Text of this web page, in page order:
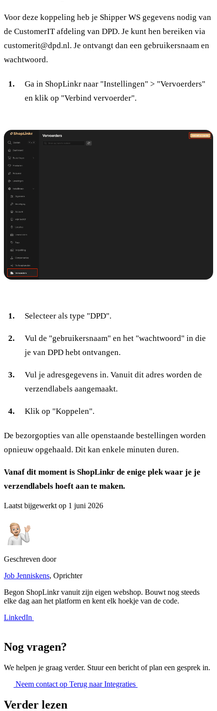
Voor deze koppeling heb je Shipper WS gegevens nodig van
de CustomerIT afdeling van DPD. Je kunt hen bereiken via
customerit@dpd.nl. Je ontvangt dan een gebruikersnaam en
wachtwoord.
Ga in ShopLinkr naar "Instellingen" > "Vervoerders"
en klik op "Verbind vervoerder".
Selecteer als type "DPD".
Vul de "gebruikersnaam" en het "wachtwoord" in die
je van DPD hebt ontvangen.
Vul je adresgegevens in. Vanuit dit adres worden de
verzendlabels aangemaakt.
Klik op "Koppelen".
De bezorgopties van alle openstaande bestellingen worden
opnieuw opgehaald. Dit kan enkele minuten duren.
Vanaf dit moment is ShopLinkr de enige plek waar je je
verzendlabels hoeft aan te maken.
Laatst bijgewerkt op 1 juni 2026
Geschreven door
Job Jenniskens, Oprichter
Begon ShopLinkr vanuit zijn eigen webshop. Bouwt nog steeds
elke dag aan het platform en kent elk hoekje van de code.
LinkedIn
Nog vragen?
We helpen je graag verder. Stuur een bericht of plan een gesprek in.
Neem contact op Terug naar Integraties
Verder lezen